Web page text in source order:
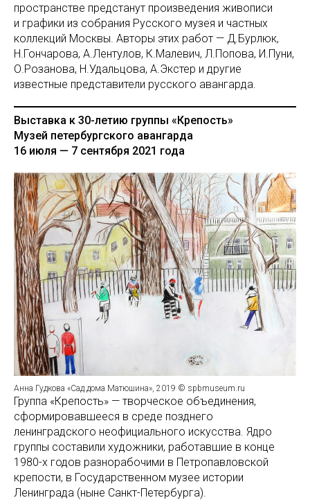
пространстве предстанут произведения живописи
и графики из собрания Русского музея и частных
коллекций Москвы. Авторы этих работ — Д.Бурлюк,
Н.Гончарова, А.Лентулов, К.Малевич, Л.Попова, И.Пуни,
О.Розанова, Н.Удальцова, А.Экстер и другие
известные представители русского авангарда.
Выставка к 30-летию группы «Крепость»
Музей петербургского авангарда
16 июля — 7 сентября 2021 года
Анна Гудкова «Сад дома Матюшина», 2019 © spbmuseum.ru
Группа «Крепость» — творческое объединения,
сформировавшееся в среде позднего
ленинградского неофициального искусства. Ядро
группы составили художники, работавшие в конце
1980-х годов разнорабочими в Петропавловской
крепости, в Государственном музее истории
Ленинграда (ныне Санкт-Петербурга).